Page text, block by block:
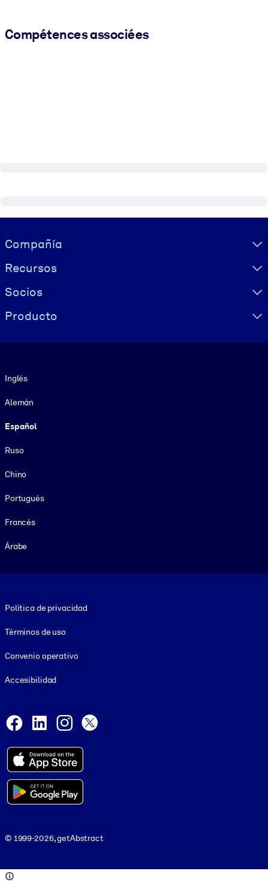
Compétences associées
Visually hidden Text
Compañía
Recursos
Socios
Producto
Inglés
Alemán
Español
Ruso
Chino
Portugués
Francés
Árabe
Política de privacidad
Términos de uso
Convenio operativo
Accesibilidad
Facebook
LinkedInInstagram
© 1999-2026, getAbstract